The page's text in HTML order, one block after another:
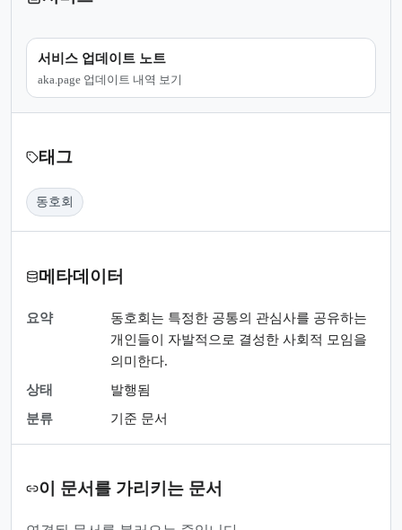
서비스 업데이트 노트
aka.page 업데이트 내역 보기
태그
동호회
메타데이터
요약
동호회는 특정한 공통의 관심사를 공유하는
개인들이 자발적으로 결성한 사회적 모임을
의미한다.
상태
발행됨
분류
기준 문서
이 문서를 가리키는 문서